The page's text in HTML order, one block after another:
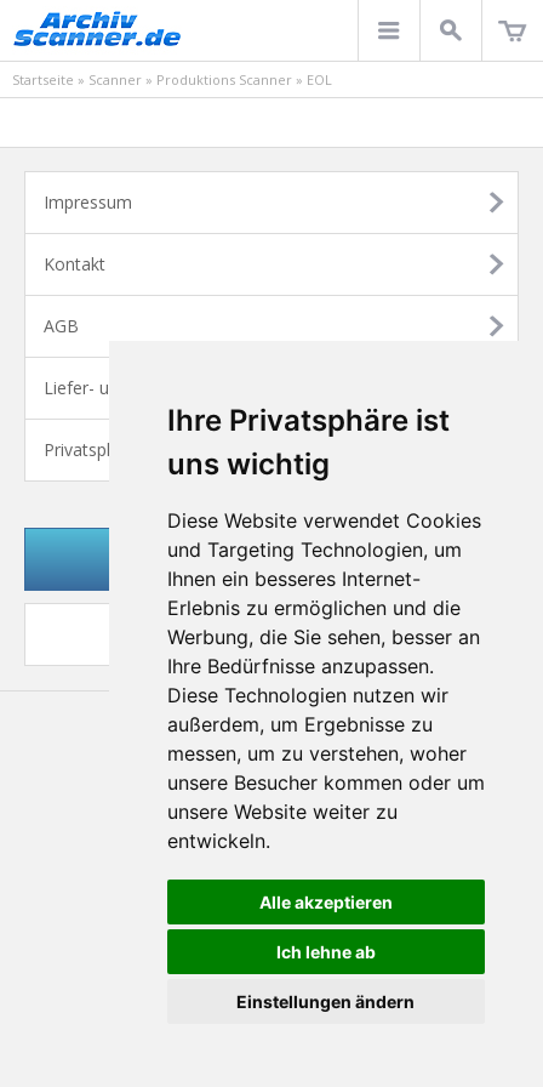
Ihre Privatsphäre ist
uns wichtig
Diese Website verwendet Cookies
und Targeting Technologien, um
Ihnen ein besseres Internet-
Erlebnis zu ermöglichen und die
Werbung, die Sie sehen, besser an
Ihre Bedürfnisse anzupassen.
Diese Technologien nutzen wir
außerdem, um Ergebnisse zu
messen, um zu verstehen, woher
unsere Besucher kommen oder um
unsere Website weiter zu
entwickeln.
Alle akzeptieren
Ich lehne ab
Einstellungen ändern
Startseite » Scanner » Produktions Scanner » EOL
Impressum
Kontakt
AGB
Liefer- und Versandkosten
Privatsphäre und Datenschutz
Kundenlogin
Desktop Ansicht
© 2013 - All rights reserved